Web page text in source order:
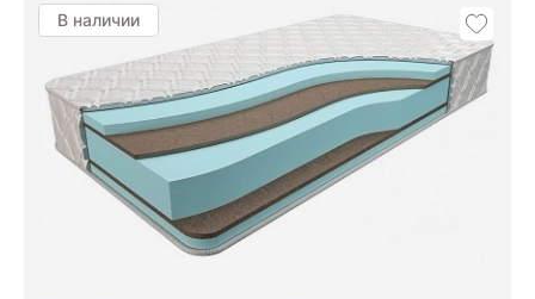
В наличии